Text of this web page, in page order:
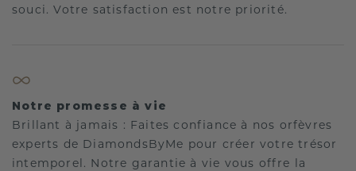
souci. Votre satisfaction est notre priorité.
Notre promesse à vie
Brillant à jamais : Faites confiance à nos orfèvres
experts de DiamondsByMe pour créer votre trésor
intemporel. Notre garantie à vie vous offre la